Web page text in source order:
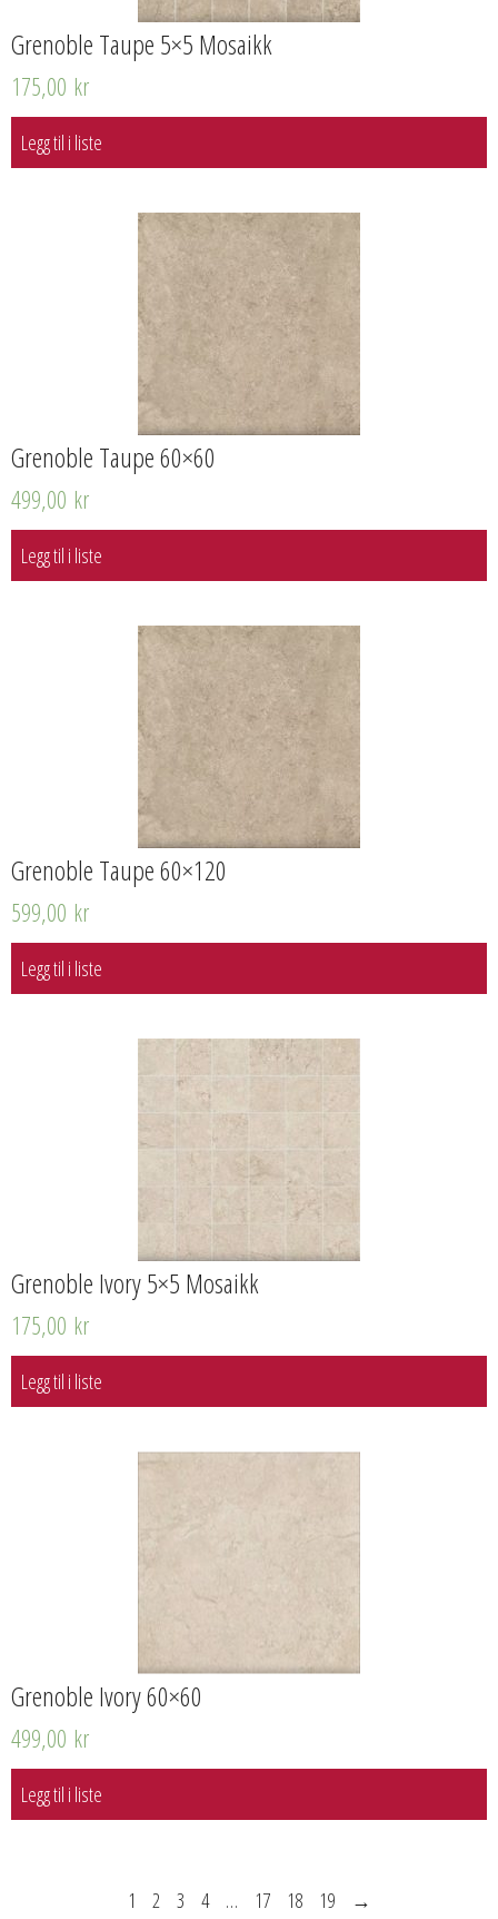
Grenoble Taupe 5×5 Mosaikk
175,00 kr
Legg til i liste
Grenoble Taupe 60×60
499,00 kr
Legg til i liste
Grenoble Taupe 60×120
599,00 kr
Legg til i liste
Grenoble Ivory 5×5 Mosaikk
175,00 kr
Legg til i liste
Grenoble Ivory 60×60
499,00 kr
Legg til i liste
1 2 3 4 … 17 18 19 →